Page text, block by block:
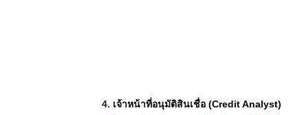
4. เจ้าหน้าที่อนุมัติสินเชื่อ (Credit Analyst)